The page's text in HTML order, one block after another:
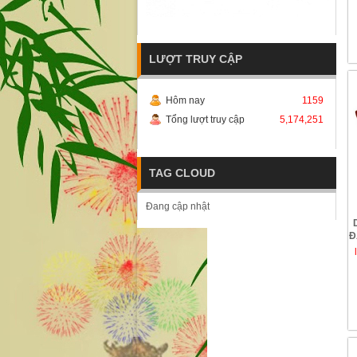
LƯỢT TRUY CẬP
Hôm nay
1159
Tổng lượt truy cập
5,174,251
TAG CLOUD
Đang cập nhật